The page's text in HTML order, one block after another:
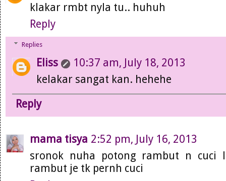
klakar rmbt nyla tu.. huhuh
Reply
Replies
Eliss
10:37 am, July 18, 2013
kelakar sangat kan. hehehe
Reply
mama tisya 2:52 pm, July 16, 2013
sronok nuha potong rambut n cuci
rambut je tk pernh cuci